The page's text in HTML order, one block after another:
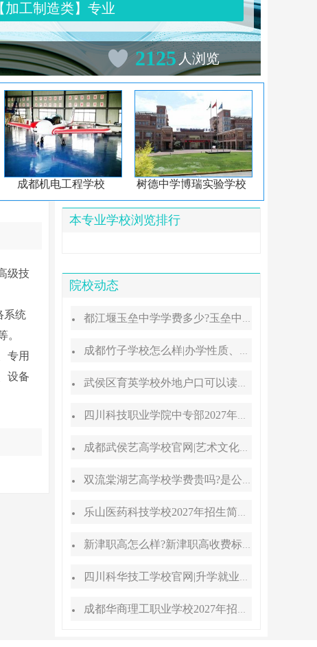
2125 人浏览
成都机电工程学校 树德中学博瑞实验学校
级技
系统
。
专用
设备
本专业学校浏览排行
院校动态
都江堰玉垒中学学费多少?玉垒中学录取分数线
成都竹子学校怎么样|办学性质、地址、学费汇总
武侯区育英学校外地户口可以读吗?转学插班条件
四川科技职业学院中专部2027年招生简章|招生专业|升学途径
成都武侯艺高学校官网|艺术文化高考班能高考吗
双流棠湖艺高学校学费贵吗?是公办还是民办
乐山医药科技学校2027年招生简章、招生专业、招生对象
新津职高怎么样?新津职高收费标准
四川科华技工学校官网|升学就业双路径
成都华商理工职业学校2027年招生简章|招生专业|报名条件